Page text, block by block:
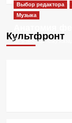
Культфронт
Выбор редактора
Музыка
2 месяца тому назад